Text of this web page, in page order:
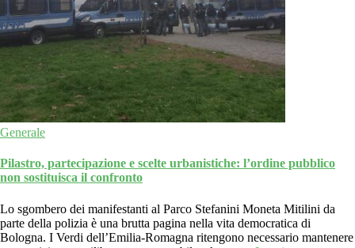
Generale
Pilastro, partecipazione e scelte urbanistiche: l’ordine pubblico
non sostituisca il confronto
Lo sgombero dei manifestanti al Parco Stefanini Moneta Mitilini da
parte della polizia è una brutta pagina nella vita democratica di
Bologna. I Verdi dell’Emilia-Romagna ritengono necessario mantenere